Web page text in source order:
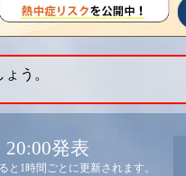
う。
20:00発表
と1時間ごとに更新されます。